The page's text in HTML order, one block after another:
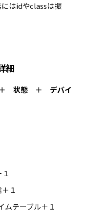
はidやclassは振
細
状態 ＋ デバイ
１
テーブル＋１